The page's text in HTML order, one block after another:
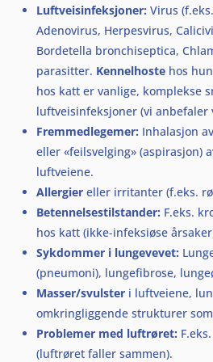
Luftveisinfeksjoner: Virus
Adenovirus, Herpesvirus,
Bordetella bronchiseptica,
parasitter. Kennelhoste hos
hos katt er vanlige, komplekse
luftveisinfeksjoner (vi anbefaler
Fremmedlegemer: Inhalasjon
eller «feilsvelging» (aspirasjon)
luftveiene.
Allergier eller irritanter (f.eks.
Betennelsestilstander: F.eks.
hos katt (ikke-infeksiøse
Sykdommer i lungevevet:
(pneumoni), lungefibrose,
Masser/svulster i luftveiene,
omkringliggende strukturer
Problemer med luftrøret:
(luftrøret faller sammen).